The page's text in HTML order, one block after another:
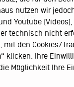
Jobs
nutzen wir
Youtube
technisch nicht
den Cookies/
klicken. Ihre
Möglichkeit Ihre